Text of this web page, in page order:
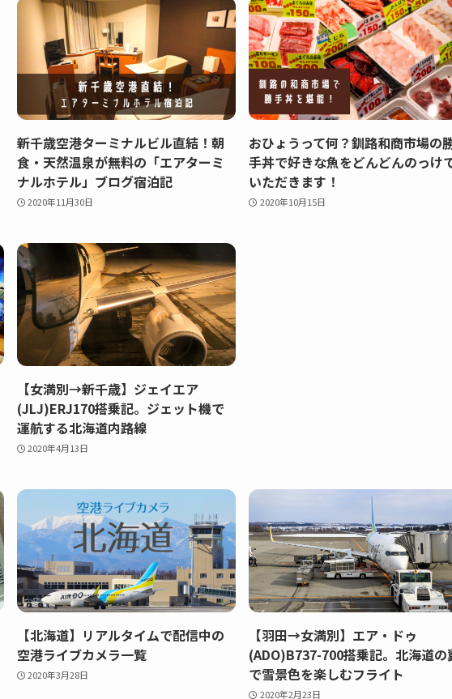
新千歳空港ターミナルビル直結！朝
食・天然温泉が無料の「エアターミ
ナルホテル」ブログ宿泊記
2020年11月30日
おひょうって何？釧路和商市場の
手丼で好きな魚をどんどんのっけ
いただきます！
2020年10月15日
【女満別→新千歳】ジェイエア
(JLJ)ERJ170搭乗記。ジェット機で
運航する北海道内路線
2020年4月13日
【北海道】リアルタイムで配信中の
空港ライブカメラ一覧
2020年3月28日
【羽田→女満別】エア・ドゥ
(ADO)B737-700搭乗記。北海道の
で雪景色を楽しむフライト
2020年2月23日